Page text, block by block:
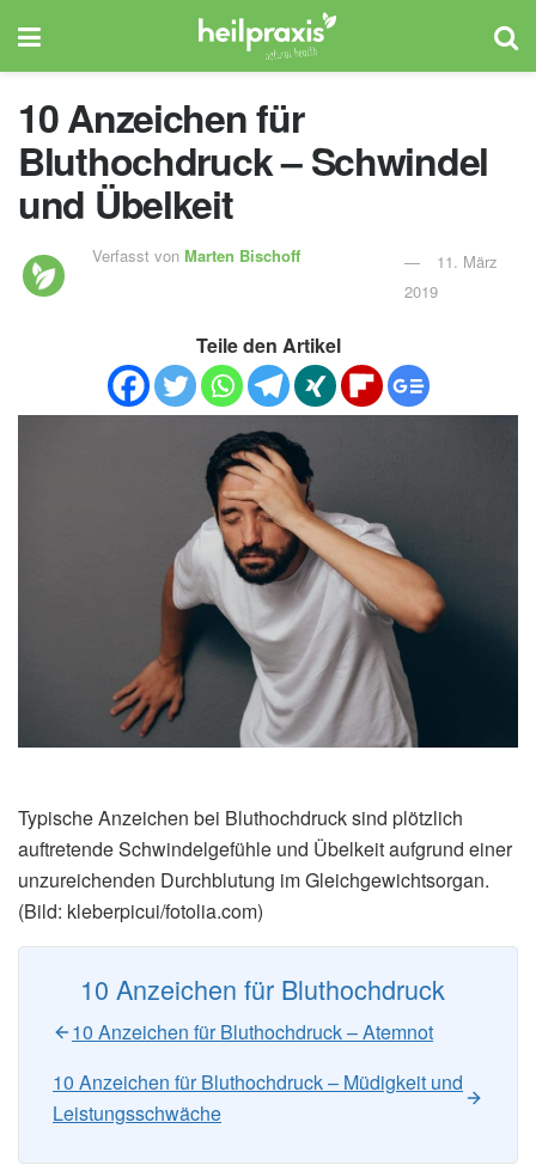
10 Anzeichen für
Bluthochdruck – Schwindel
und Übelkeit
Verfasst vonMarten Bischoff
11. März
2019
Teile den Artikel
Typische Anzeichen bei Bluthochdruck sind plötzlich
auftretende Schwindelgefühle und Übelkeit aufgrund einer
unzureichenden Durchblutung im Gleichgewichtsorgan.
(Bild: kleberpicui/fotolia.com)
10 Anzeichen für Bluthochdruck
10 Anzeichen für Bluthochdruck – Atemnot
10 Anzeichen für Bluthochdruck – Müdigkeit und
Leistungsschwäche